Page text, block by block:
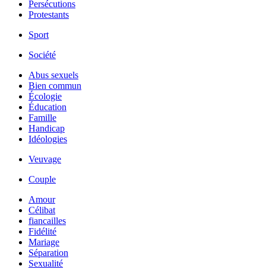
Persécutions
Protestants
Sport
Société
Abus sexuels
Bien commun
Écologie
Éducation
Famille
Handicap
Idéologies
Veuvage
Couple
Amour
Célibat
fiancailles
Fidélité
Mariage
Séparation
Sexualité